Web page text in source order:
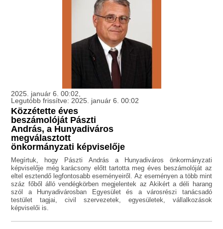
2025. január 6. 00:02,
Legutóbb frissítve: 2025. január 6. 00:02
Közzétette éves
beszámolóját Pászti
András, a Hunyadiváros
megválasztott
önkormányzati képviselője
Megírtuk, hogy Pászti András a Hunyadiváros önkormányzati
képviselője még karácsony előtt tartotta meg éves beszámolóját az
eltel esztendő legfontosabb eseményeiről. Az eseményen a több mint
száz főből álló vendégkörben megjelentek az Akikért a déli harang
szól a Hunyadivárosban Egyesület és a városrészi tanácsadó
testület tagjai, civil szervezetek, egyesületek, vállalkozások
képviselői is.